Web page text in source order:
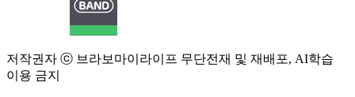
저작권자 ⓒ 브라보마이라이프 무단전재 및 재배포, AI학습
이용 금지